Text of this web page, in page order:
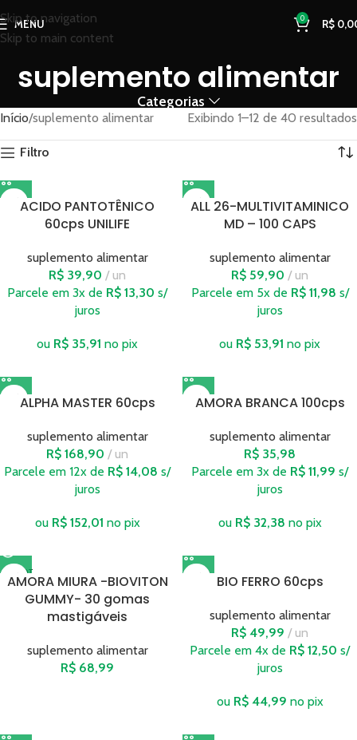
Skip to navigation
Skip to main content
MENU 0 R$
suplemento alimentar
Categorias
Início suplemento alimentar Exibindo 1–12 de 40 resultados
Filtro
ACIDO PANTOTÊNICO
60cps UNILIFE
suplemento alimentar
R$ 39,90
un
Parcele em 3x de R$ 13,30 s/
juros
ou R$ 35,91 no pix
ALL 26-MULTIVITAMINICO
MD – 100 CAPS
suplemento alimentar
R$ 59,90
un
Parcele em 5x de R$11,98 s/
juros
ou R$ 53,91 no pix
ALPHA MASTER 60cps
suplemento alimentar
R$ 168,90
un
Parcele em 12x de R$ 14,08 s/
juros
ou R$152,01 no pix
AMORA BRANCA 100cps
suplemento alimentar
R$ 35,98
Parcele em 3x de R$ 11,99 s/
juros
ou R$32,38 no pix
ESGOT
ADO
AMORA MIURA -BIOVITON
GUMMY- 30 gomas
mastigáveis
suplemento alimentar
R$ 68,99
BIO FERRO 60cps
suplemento alimentar
R$ 49,99
un
Parcele em 4x de R$ 12,50 s/
juros
ou R$44,99 no pix